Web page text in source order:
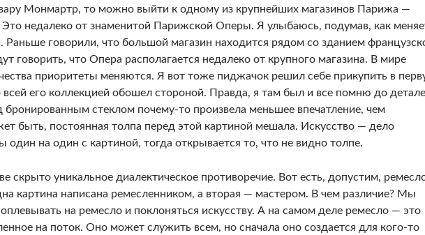
Монмартр, то можно выйти к одному из крупнейших магазинов Пари­жа —
Это недалеко от знаме­нитой Парижской Оперы. Я улыбаюсь, подумав, как
Раньше говори­ли, что большой магазин находится рядом со зда­нием
говорить, что Опера располагается недалеко от крупного ма­газина. В мире
приорите­ты меняются. Я вот тоже пиджачок решил себе прикупить в
всей его коллекцией обошел стороной. Правда, я там был и все помню до
стеклом почему-то произвела меньшее впечатление, чем
быть, по­стоянная толпа перед этой картиной мешала. Ис­кусство — дело
один на один с картиной, тогда открывается то, что не видно толпе.
скрыто уникальное диа­лектическое противоречие. Вот есть, допустим,
картина написана ремесленником, а вторая — мастером. В чем раз­личие? Мы
на ре­месло и поклоняться искусству. А на самом деле ремесло — это
на поток. Оно может служить всем, но сначала оно создает­ся для кого-то